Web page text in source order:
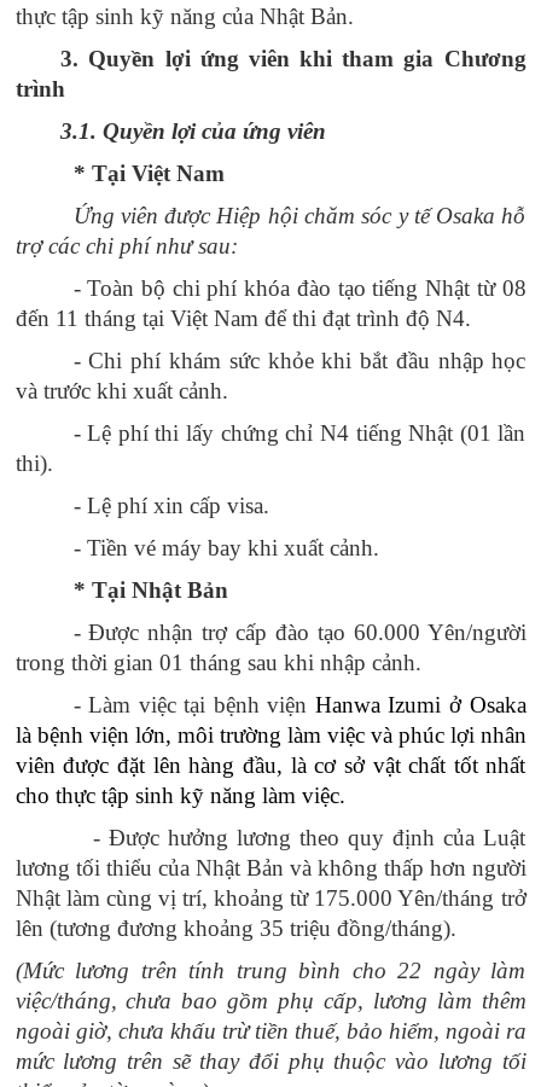
thực tập sinh kỹ năng của Nhật Bản.
3. Quyền lợi ứng viên khi tham gia Chương
trình
3.1. Quyền lợi của ứng viên
* Tại Việt Nam
Ứng viên được Hiệp hội chăm sóc y tế Osaka hỗ
trợ các chi phí như sau:
- Toàn bộ chi phí khóa đào tạo tiếng Nhật từ 08
đến 11 tháng tại Việt Nam để thi đạt trình độ N4.
- Chi phí khám sức khỏe khi bắt đầu nhập học
và trước khi xuất cảnh.
- Lệ phí thi lấy chứng chỉ N4 tiếng Nhật (01 lần
thi).
- Lệ phí xin cấp visa.
- Tiền vé máy bay khi xuất cảnh.
* Tại Nhật Bản
- Được nhận trợ cấp đào tạo 60.000 Yên/người
trong thời gian 01 tháng sau khi nhập cảnh.
- Làm việc tại bệnh viện Hanwa Izumi ở Osaka
là bệnh viện lớn, môi trường làm việc và phúc lợi nhân
viên được đặt lên hàng đầu, là cơ sở vật chất tốt nhất
cho thực tập sinh kỹ năng làm việc.
- Được hưởng lương theo quy định của Luật
lương tối thiểu của Nhật Bản và không thấp hơn người
Nhật làm cùng vị trí, khoảng từ 175.000 Yên/tháng trở
lên (tương đương khoảng 35 triệu đồng/tháng).
(Mức lương trên tính trung bình cho 22 ngày làm
việc/tháng, chưa bao gồm phụ cấp, lương làm thêm
ngoài giờ, chưa khấu trừ tiền thuế, bảo hiểm, ngoài ra
mức lương trên sẽ thay đổi phụ thuộc vào lương tối